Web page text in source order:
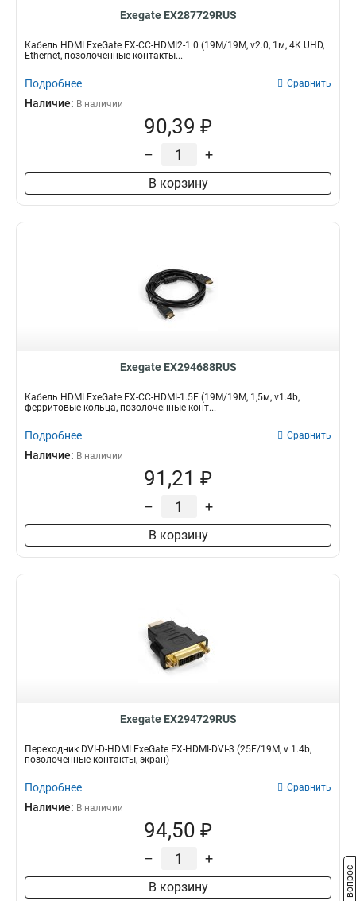
Exegate EX287729RUS
Кабель HDMI ExeGate EX-CC-HDMI2-1.0 (19M/19M, v2.0, 1м, 4K UHD,
Ethernet, позолоченные контакты...
Подробнее Сравнить
Наличие: В наличии
90,39 ₽
– +
В корзину
Exegate EX294688RUS
Кабель HDMI ExeGate EX-CC-HDMI-1.5F (19M/19M, 1,5м, v1.4b,
ферритовые кольца, позолоченные конт...
Подробнее Сравнить
Наличие: В наличии
91,21 ₽
– +
В корзину
Exegate EX294729RUS
Переходник DVI-D-HDMI ExeGate EX-HDMI-DVI-3 (25F/19M, v 1.4b,
позолоченные контакты, экран)
Подробнее Сравнить
Наличие: В наличии
94,50 ₽
– +
В корзину